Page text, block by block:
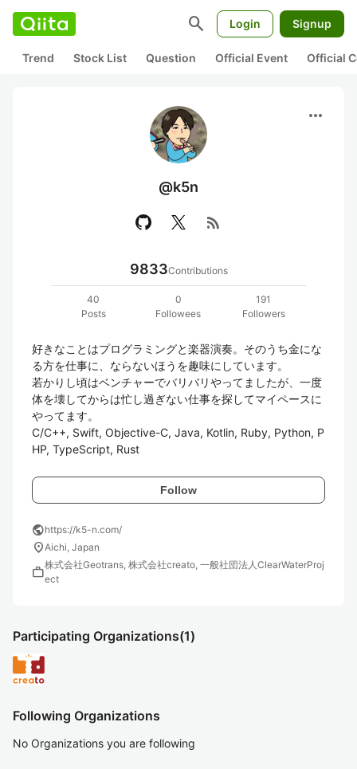
search Login Signup
Trend Stock List Question Official Event Official
more_horiz
@k5n
rss_feed
9833Contributions
40
Posts
0
Followees
191
Followers
好きなことはプログラミングと楽器演奏。そのうち金にな
る方を仕事に、ならないほうを趣味にしています。
若かりし頃はベンチャーでバリバリやってましたが、一度
体を壊してからは忙し過ぎない仕事を探してマイペースに
やってます。
C/C++, Swift, Objective-C, Java, Kotlin, Ruby, Python, P
HP, TypeScript, Rust
Follow
publichttps://k5-n.com/
location_onAichi, Japan
work株式会社Geotrans, 株式会社creato, 一般社団法人ClearWaterProj
ect
Participating Organizations(1)
Following Organizations
No Organizations you are following